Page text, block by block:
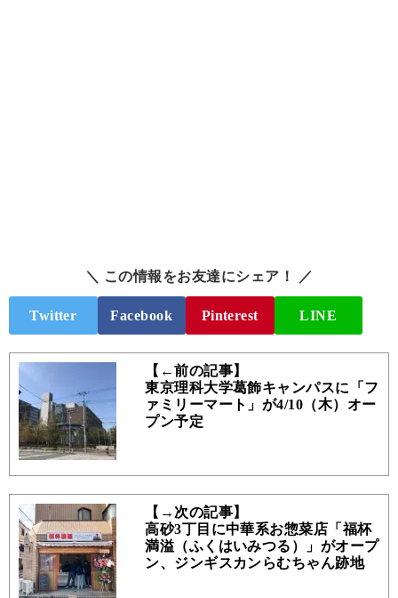
＼ この情報をお友達にシェア！ ／
Twitter Facebook Pinterest LINE
【←前の記事】
東京理科大学葛飾キャンパスに「フ
ァミリーマート」が4/10（木）オー
プン予定
【→次の記事】
高砂3丁目に中華系お惣菜店「福杯
満溢（ふくはいみつる）」がオープ
ン、ジンギスカンらむちゃん跡地